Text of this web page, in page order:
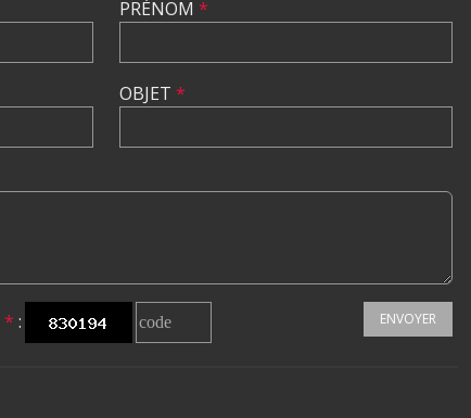
PRÉNOM *
OBJET *
* : ENVOYER